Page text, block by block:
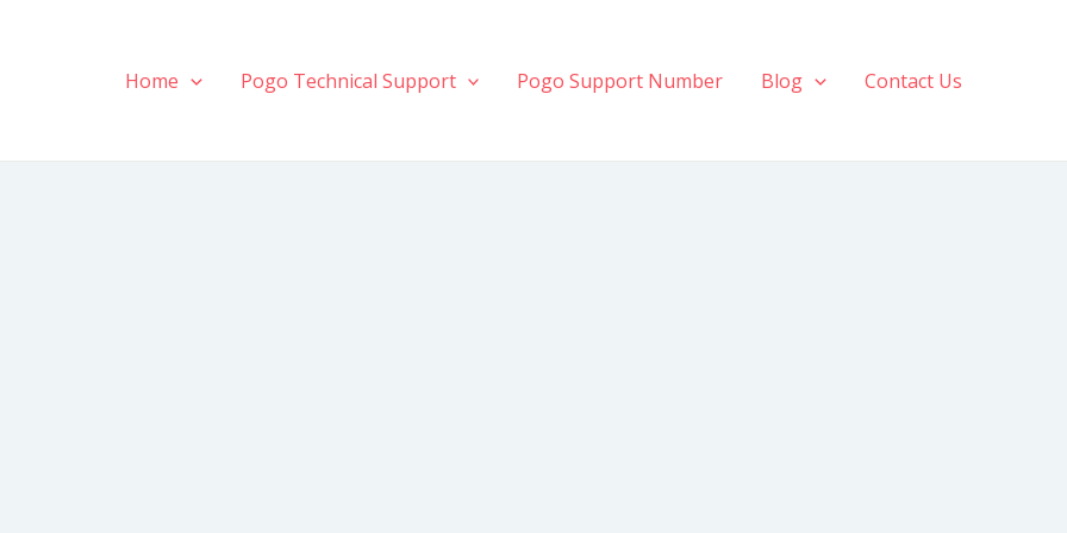
Home Pogo Technical Support Pogo Support Number Blog Contact Us